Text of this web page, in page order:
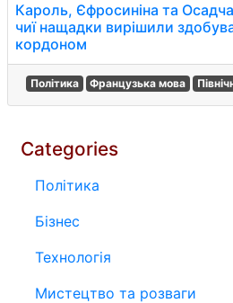
Кароль, Єфросиніна та
чиї нащадки вирішили
кордоном
Політика Французька мова
Categories
Політика
Бізнес
Технологія
Мистецтво та розваги